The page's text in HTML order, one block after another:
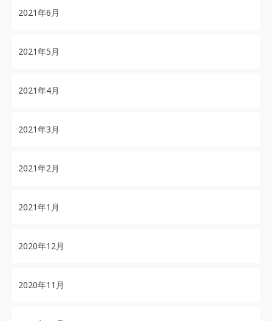
2021年6月
2021年5月
2021年4月
2021年3月
2021年2月
2021年1月
2020年12月
2020年11月